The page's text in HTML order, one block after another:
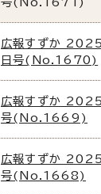
広報すずか
日号(No.1670)
広報すずか
号(No.1669)
広報すずか
号(No.1668)